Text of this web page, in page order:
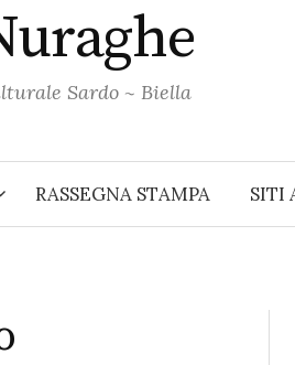
Sardo ~ Biella
RASSEGNA STAMPA SITI